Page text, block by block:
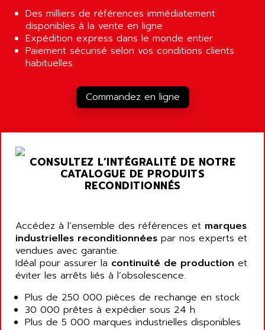
SIMATIC-S5
SIMATIC FIELD PG
LOGO!
RJ3
ARGOLUX AS
TEXT DISPLAY
SIMATIC S5 115U
SINUMERIK 840
SMT
SMTB
SMT-BSI
CPX37
CE65
ROD 426
SINUMERIK 840C
AIRCOM
AIRELEC
AIRMASTER R1
AIRMASTER R1HMI
AIRPES
AIRWELL
AJC BATTERY
AJHUA TECHNOLOGY
AKA
AKER
AKIM AG
AKKU
AKO
ALACATEL
Des milliers de références immédiatement
disponibles à la vente en ligne
Expédition express dans le monde entier
Paiement sécurisé selon vos conditions clients
habituelles
Commandez en ligne
CONSULTEZ L’INTÉGRALITÉ DE NOTRE
CATALOGUE DE PRODUITS
RECONDITIONNÉS
Accédez à l’ensemble des références et marques
industrielles reconditionnées par nos experts et
vendues avec garantie.
Idéal pour assurer la continuité de production et
éviter les arrêts liés à l’obsolescence.
Plus de 250 000 pièces de rechange en stock
30 000 prêtes à expédier sous 24 h
Plus de 5 000 marques industrielles disponibles